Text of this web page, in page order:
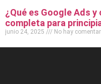
¿Qué es Google Ads
completa para
junio 24, 2025 No hay